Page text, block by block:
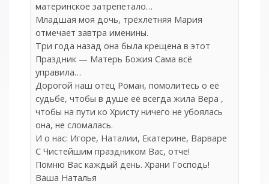
материнское затрепетало…
Младшая моя дочь, трёхлетняя Мария
отмечает завтра именины.
Три года назад она была крещена в этот
Праздник — Матерь Божия Сама всё
управила…
Дорогой наш отец Роман, помолитесь о её
судьбе, чтобы в душе её всегда жила Вера ,
чтобы на пути ко Христу ничего не убоялась
она, не сломалась.
И о нас: Игоре, Наталии, Екатерине, Варваре
С Чистейшим праздником Вас, отче!
Помню Вас каждый день. Храни Господь!
Ваша Наталья